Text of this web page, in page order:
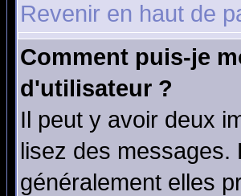
Revenir en haut de
Comment puis-je
d'utilisateur ?
Il peut y avoir deux
lisez des messages.
généralement elles